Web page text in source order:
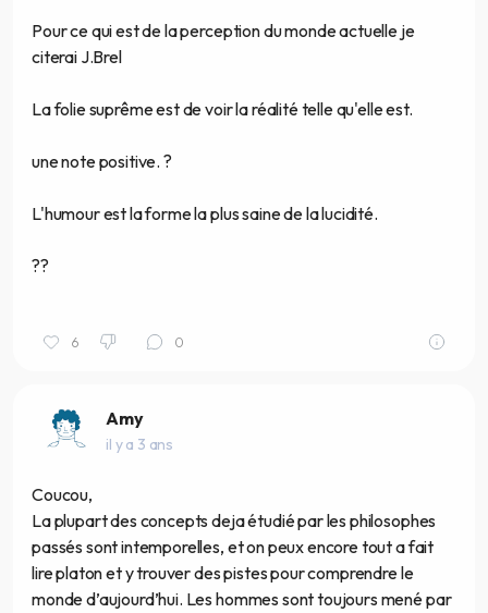
Pour ce qui est de la perception du monde actuelle je
citerai J.Brel
La folie suprême est de voir la réalité telle qu'elle est.
une note positive. ?
L'humour est la forme la plus saine de la lucidité.
??
6 0
Amy
il y a 3 ans
Coucou,
La plupart des concepts deja étudié par les philosophes
passés sont intemporelles, et on peux encore tout a fait
lire platon et y trouver des pistes pour comprendre le
monde d’aujourd’hui. Les hommes sont toujours mené par